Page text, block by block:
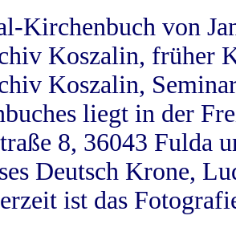
Kirchenbuch von
Koszalin, früher
Koszalin,
liegt in der
8, 36043 Fulda
Deutsch Krone,
ist das